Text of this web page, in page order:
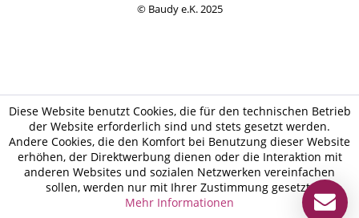
© Baudy e.K. 2025
Diese Website benutzt Cookies, die für den technischen Betrieb
der Website erforderlich sind und stets gesetzt werden.
Andere Cookies, die den Komfort bei Benutzung dieser Website
erhöhen, der Direktwerbung dienen oder die Interaktion mit
anderen Websites und sozialen Netzwerken vereinfachen
sollen, werden nur mit Ihrer Zustimmung gesetzt.
Mehr Informationen